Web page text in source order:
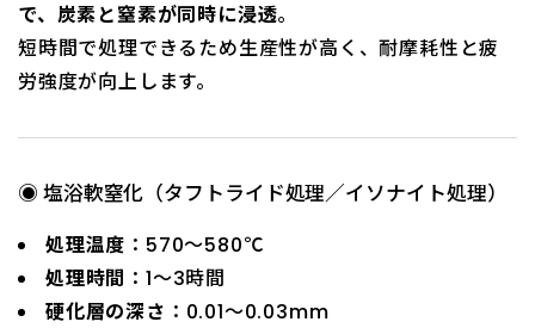
で、炭素と窒素が同時に浸透。
短時間で処理できるため生産性が高く、耐摩耗性と疲
労強度が向上します。
◉ 塩浴軟窒化（タフトライド処理／イソナイト処理）
処理温度 ：570～580℃
処理時間 ：1～3時間
硬化層の深さ ：0.01～0.03mm